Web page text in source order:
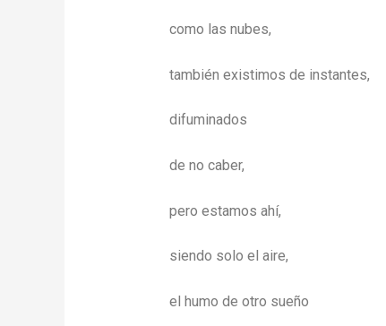
como las nubes,
también existimos de instantes,
difuminados
de no caber,
pero estamos ahí,
siendo solo el aire,
el humo de otro sueño